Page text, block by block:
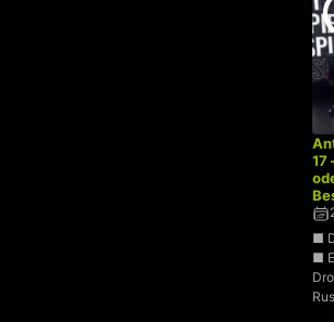
17
■
■